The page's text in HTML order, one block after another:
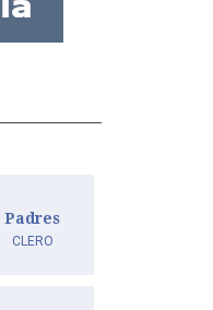
Padres
CLERO